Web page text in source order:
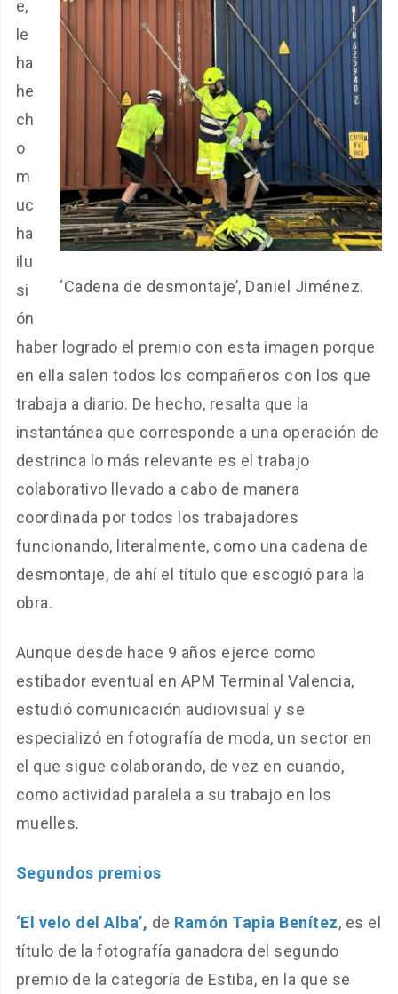
‘Cadena de desmontaje’, Daniel Jiménez.
e,
le
ha
he
ch
o
m
uc
ha
ilu
si
ón
haber logrado el premio con esta imagen porque
en ella salen todos los compañeros con los que
trabaja a diario. De hecho, resalta que la
instantánea que corresponde a una operación de
destrinca lo más relevante es el trabajo
colaborativo llevado a cabo de manera
coordinada por todos los trabajadores
funcionando, literalmente, como una cadena de
desmontaje, de ahí el título que escogió para la
obra.
Aunque desde hace 9 años ejerce como
estibador eventual en APM Terminal Valencia,
estudió comunicación audiovisual y se
especializó en fotografía de moda, un sector en
el que sigue colaborando, de vez en cuando,
como actividad paralela a su trabajo en los
muelles.
Segundos premios
‘El velo del Alba’, de Ramón Tapia Benítez, es el
título de la fotografía ganadora del segundo
premio de la categoría de Estiba, en la que se